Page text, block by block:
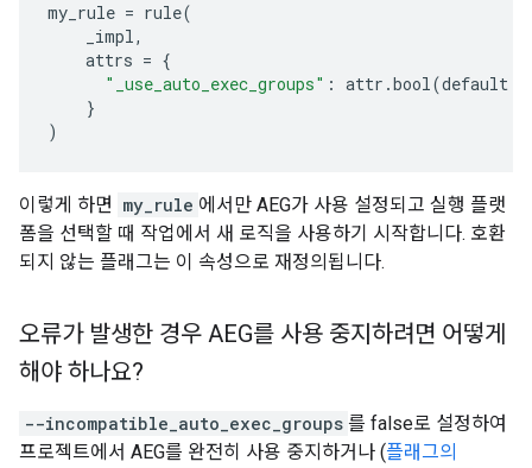
my_rule = rule(
_impl,
attrs = {
"_use_auto_exec_groups" : attr .bool(default
}
)
이렇게 하면 my_rule 에서만 AEG가 사용 설정되고 실행 플랫
폼을 선택할 때 작업에서 새 로직을 사용하기 시작합니다. 호환
되지 않는 플래그는 이 속성으로 재정의됩니다.
오류가 발생한 경우 AEG를 사용 중지하려면 어떻게
해야 하나요?
--incompatible_auto_exec_groups 를 false로 설정하여
프로젝트에서 AEG를 완전히 사용 중지하거나 (플래그의